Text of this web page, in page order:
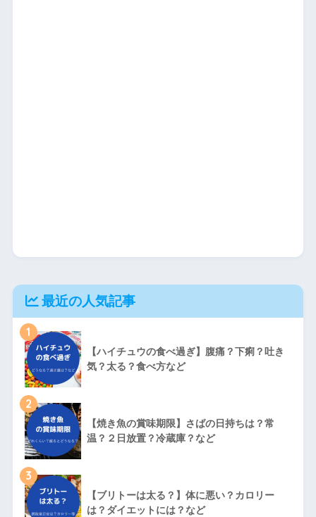
最近の人気記事
1
【ハイチュウの食べ過ぎ】腹痛？下痢？吐き
気？太る？食べ方など
2
【焼き魚の賞味期限】さばの日持ちは？常
温？２日放置？冷蔵庫？など
3
【ブリトーは太る？】体に悪い？カロリー
は？ダイエットには？など